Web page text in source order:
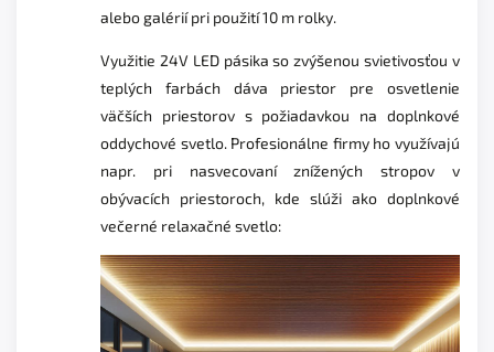
alebo galérií pri použití 10 m rolky.
Využitie 24V LED pásika so zvýšenou svietivosťou v
teplých farbách dáva priestor pre osvetlenie
väčších priestorov s požiadavkou na doplnkové
oddychové svetlo. Profesionálne firmy ho využívajú
napr. pri nasvecovaní znížených stropov v
obývacích priestoroch, kde slúži ako doplnkové
večerné relaxačné svetlo: